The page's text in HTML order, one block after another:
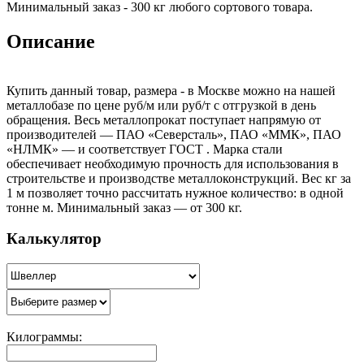
Минимальный заказ - 300 кг любого сортового товара.
Описание
Купить данный товар, размера - в Москве можно на нашей
металлобазе по цене руб/м или руб/т с отгрузкой в день
обращения. Весь металлопрокат поступает напрямую от
производителей — ПАО «Северсталь», ПАО «ММК», ПАО
«НЛМК» — и соответствует ГОСТ . Марка стали
обеспечивает необходимую прочность для использования в
строительстве и производстве металлоконструкций. Вес кг за
1 м позволяет точно рассчитать нужное количество: в одной
тонне м. Минимальный заказ — от 300 кг.
Калькулятор
Килограммы: